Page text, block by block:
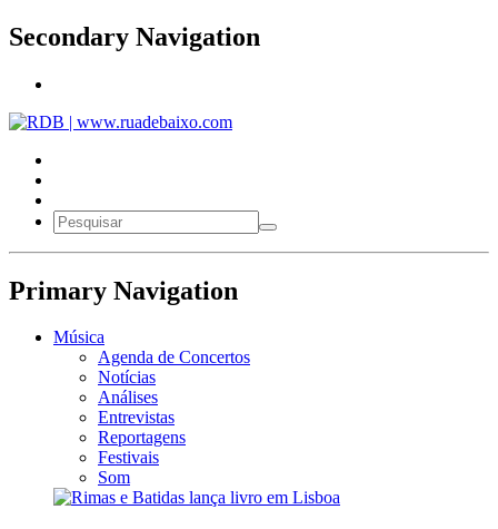
Secondary Navigation
Primary Navigation
Música
Agenda de Concertos
Notícias
Análises
Entrevistas
Reportagens
Festivais
Som